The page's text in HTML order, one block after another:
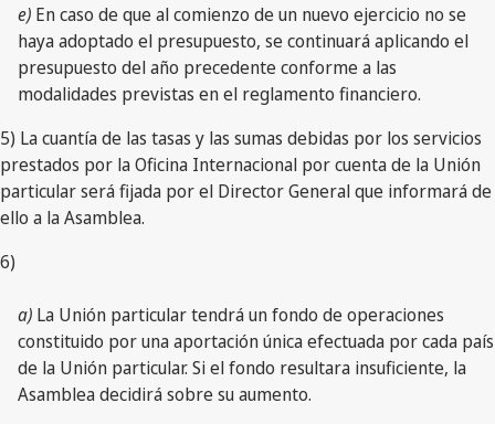
e) En caso de que al comienzo de un nuevo ejercicio no se
haya adoptado el presupuesto, se continuará aplicando el
presupuesto del año precedente conforme a las
modalidades previstas en el reglamento financiero.
5) La cuantía de las tasas y las sumas debidas por los servicios
prestados por la Oficina Internacional por cuenta de la Unión
particular será fijada por el Director General que informará de
ello a la Asamblea.
6)
a) La Unión particular tendrá un fondo de operaciones
constituido por una aportación única efectuada por cada país
de la Unión particular. Si el fondo resultara insuficiente, la
Asamblea decidirá sobre su aumento.